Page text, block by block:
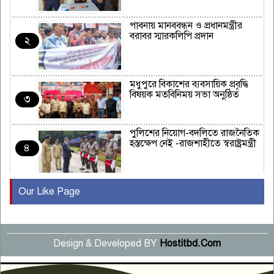
২
পাবনায় মানববন্ধন ও প্রধানমন্ত্রীর
বরাবর স্মারকলিপি প্রদান
৩
মধুপুরে বিকাশের ব্যবসায়িক প্রবৃদ্ধি
বিষয়ক মতবিনিময় সভা অনুষ্ঠিত
৪
পুলিশের নিয়োগ-বদলিতে রাজনৈতিক
হস্তক্ষেপ নেই -রাজশাহীতে স্বরাষ্ট্রমন্ত্রী
৫
বছর পূর্তি উদযাপন
৬
সংবাদ সম্মেলনে অভিযোগ অস্বীকার
উদ্দেশ্য প্রণোদিত সংবাদ প্রকাশের
প্রতিবাদ নাজির হাসানের
Our Like Page
Design & Developed BY Hostitbd.Com